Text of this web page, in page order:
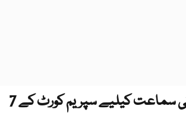
اہم مقدمات کی سماعت کیلیے سپریم کورٹ کے 7